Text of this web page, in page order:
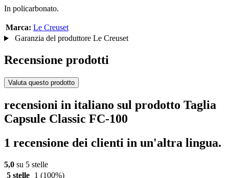
In policarbonato.
Marca: Le Creuset
Garanzia del produttore Le Creuset
Recensione prodotti
Valuta questo prodotto
recensioni in italiano sul prodotto Taglia
Capsule Classic FC-100
1 recensione dei clienti in un'altra lingua.
5,0 su 5 stelle
5 stelle
1 (100%)